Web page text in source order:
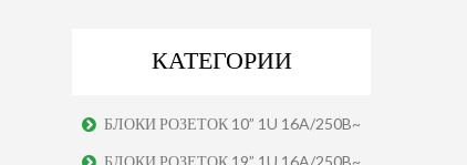
КАТЕГОРИИ
БЛОКИ РОЗЕТОК 10” 1U 16A/250B~
БЛОКИ РОЗЕТОК 19” 1U 16A/250B~